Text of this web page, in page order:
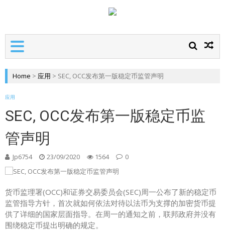
Home > 应用 > SEC, OCC发布第一版稳定币监管声明
应用
SEC, OCC发布第一版稳定币监
管声明
Jp6754 23/09/2020 1564 0
货币监理署(OCC)和证券交易委员会(SEC)周一公布了新的稳定币
监管指导方针，首次就如何依法对待以法币为支撑的加密货币提
供了详细的国家层面指导。在周一的通知之前，联邦政府并没有
围绕稳定币提出明确的规定。